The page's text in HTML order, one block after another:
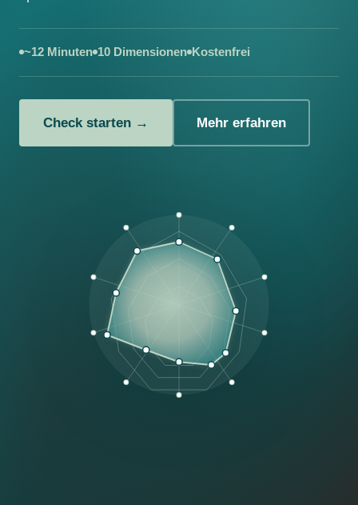
~12 Minuten 10 Dimensionen Kostenfrei
Check starten → Mehr erfahren